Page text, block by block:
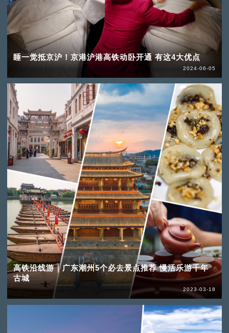
睡一觉抵京沪！京港沪港高铁动卧开通 有这4大优点
2024-06-05
高铁沿线游｜广东潮州5个必去景点推荐 慢活乐游千年
古城
2023-03-18